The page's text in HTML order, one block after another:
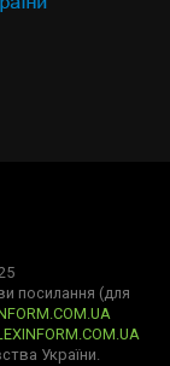
посилання (для
України.